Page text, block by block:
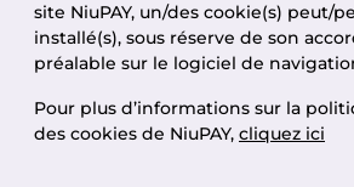
site NiuPAY, un/des cookie(s) peut/
installé(s), sous réserve de son
préalable sur le logiciel de
Pour plus d’informations sur la
des cookies de NiuPAY, cliquez ici